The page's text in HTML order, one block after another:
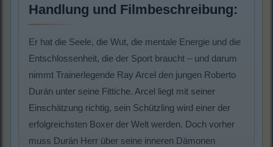
Handlung und Filmbeschreibung:
Er hat die Seele, die Wut, die mentale Energie und die
Entschlossenheit, die der Sport braucht – und darum
nimmt Trainerlegende Ray Arcel den jungen Roberto
Durán unter seine Fittiche. Arcel liegt mit seiner
Einschätzung richtig, sein Schützling wird einer der
erfolgreichsten Boxer der Welt werden. Doch vorher
muss Durán Herr über seine inneren Dämonen